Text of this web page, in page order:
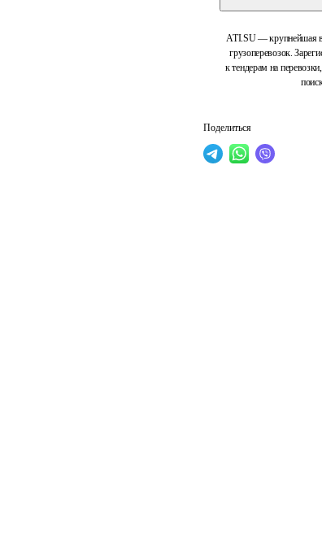
ATI.SU — крупнейшая
грузоперевозок.
к тендерам на
Поделиться